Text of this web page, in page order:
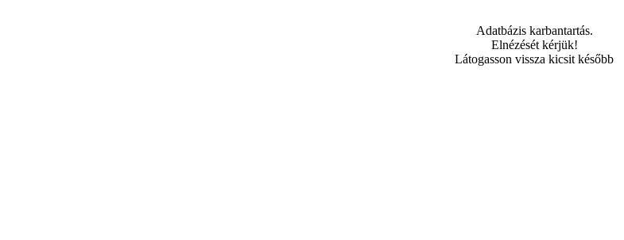
Adatbázis karbantartás.
Elnézését kérjük!
Látogasson vissza kicsit később